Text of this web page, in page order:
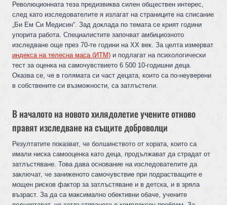
Революционната теза предизвиква силен обществен интерес,
след като изследователите я излагат на страниците на списание
„Би Ем Си Медисин“. Зад доклада по темата се крият години
упорита работа. Специалистите започват амбициозното
изследване още през 70-те години на XX век. За целта измерват
индекса на телесна маса (ИТМ)и подлагат на психологически
тест за оценка на самочувствието 6 500 10-годишни деца.
Оказва се, че в голямата си част децата, които са по-неуверени
в собствените си възможности, са затлъстели.
В началото на новото хилядолетие учените отново
правят изследване на същите доброволци
Резултатите показват, че болшинството от хората, които са
имали ниска самооценка като деца, продължават да страдат от
затлъстяване. Това дава основание на изследователите да
заключат, че заниженото самочувствие при подрастващите е
мощен рисков фактор за затлъстяване и в детска, и в зряла
възраст. За да са максимално обективни обаче, учените